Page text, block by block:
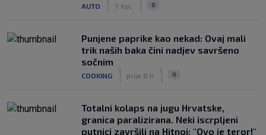
AUTO 7. kol. 0
Punjene paprike kao nekad: Ovaj mali
trik naših baka čini nadjev savršeno
sočnim
COOKING prije 8 h 0
Totalni kolaps na jugu Hrvatske,
granica paralizirana. Neki iscrpljeni
putnici završili na Hitnoj: "Ovo je teror!"